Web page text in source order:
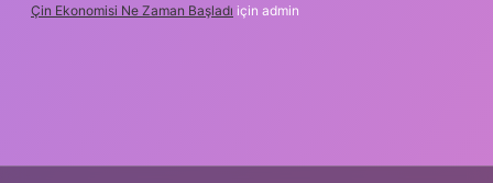
Çin Ekonomisi Ne Zaman Başladı için admin